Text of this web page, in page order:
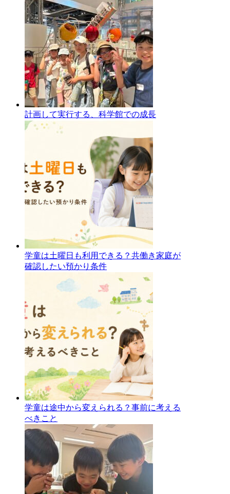
計画して実行する、科学館での成長
学童は土曜日も利用できる？共働き家庭が
確認したい預かり条件
学童は途中から変えられる？事前に考える
べきこと